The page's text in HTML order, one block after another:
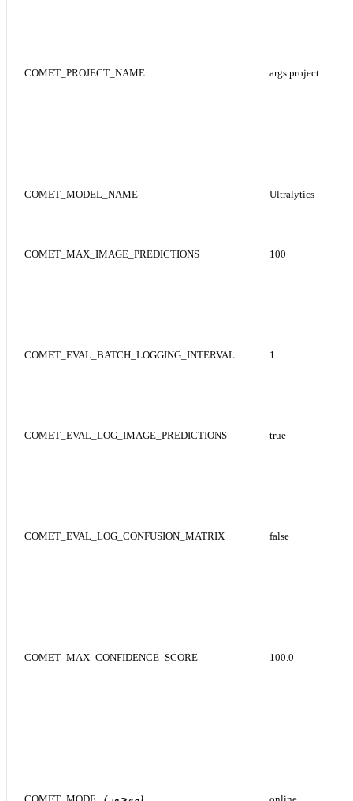
COMET_PROJECT_NAME args.project
COMET_MODEL_NAME Ultralytics
COMET_MAX_IMAGE_PREDICTIONS 100
COMET_EVAL_BATCH_LOGGING_INTERVAL 1
COMET_EVAL_LOG_IMAGE_PREDICTIONS true
COMET_EVAL_LOG_CONFUSION_MATRIX false
COMET_MAX_CONFIDENCE_SCORE 100.0